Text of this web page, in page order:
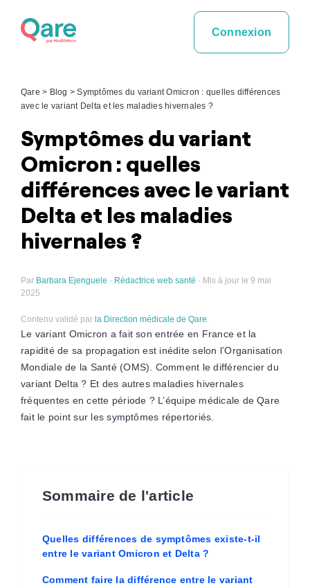
Connexion
Qare > Blog >Symptômes du variant Omicron : quelles différences
avec le variant Delta et les maladies hivernales ?
Symptômes du variant
Omicron : quelles
différences avec le variant
Delta et les maladies
hivernales ?
Par Barbara Ejenguele · Rédactrice web santé · Mis à jour le 9 mai
2025
Contenu validé par la Direction médicale de Qare.
Le variant Omicron a fait son entrée en France et la
rapidité de sa propagation est inédite selon l’Organisation
Mondiale de la Santé (OMS). Comment le différencier du
variant Delta ? Et des autres maladies hivernales
fréquentes en cette période ? L’équipe médicale de Qare
fait le point sur les symptômes répertoriés.
Sommaire de l'article
Quelles différences de symptômes existe-t-il
entre le variant Omicron et Delta ?
Comment faire la différence entre le variant